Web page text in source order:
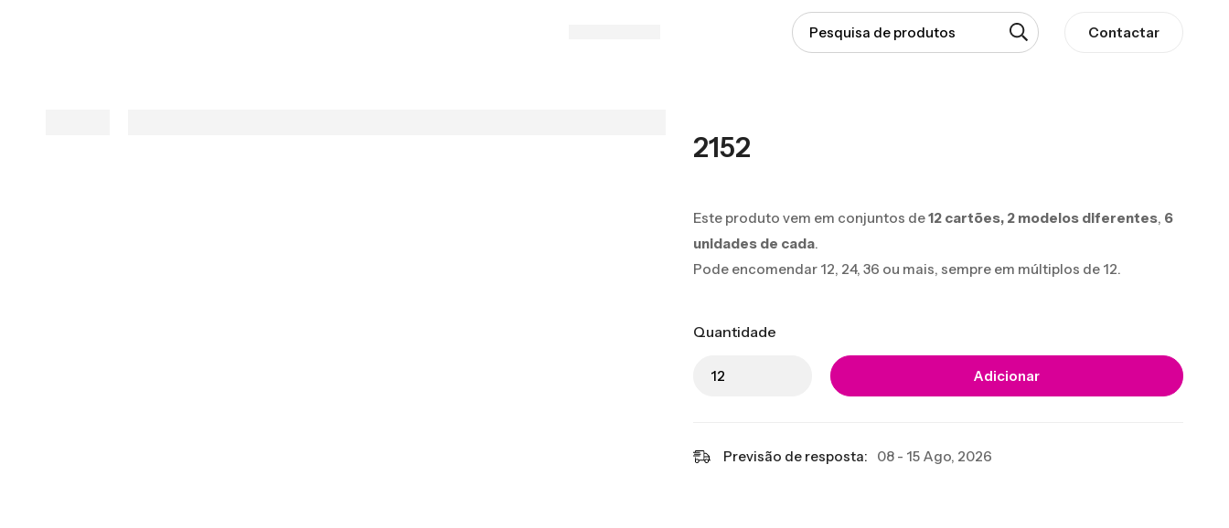
Contactar
2152
Este produto vem em conjuntos de12 cartões, 2 modelos diferentes, 6
unidades de cada.
Pode encomendar 12, 24, 36 ou mais, sempre em múltiplos de 12.
Quantidade
Adicionar
Previsão de resposta: 08 - 15 Ago, 2026